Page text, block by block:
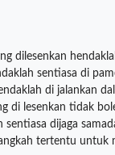
dilesenkan
sentiasa di
di jalankan
di lesenkan tidak
sentiasa dijaga
tertentu untuk